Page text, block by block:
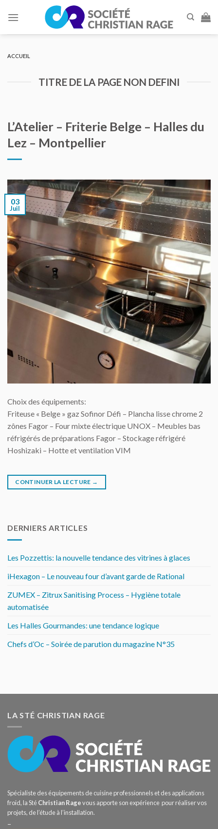
ACCUEIL
TITRE DE LA PAGE NON DEFINI
L’Atelier – Friterie Belge – Halles du
Lez – Montpellier
03
Juil
Choix des équipements:
Friteuse « Belge » gaz Sofinor Défi – Plancha lisse chrome 2
zônes Fagor – Four mixte électrique UNOX – Meubles bas
réfrigérés de préparations Fagor – Stockage réfrigéré
Hoshizaki – Hotte et ventilation VIM
CONTINUER LA LECTURE →
DERNIERS ARTICLES
Les Pozzettis: la nouvelle tendance des vitrines à glaces
iHexagon – Le nouveau four d’avant garde de Rational
ZUMEX – Zitrux Sanitising Process – Hygiène totale
automatisée
Les Halles Gourmandes: une tendance logique
Chefs d’Oc – Soirée de parution du magazine N°35
LA STÉ CHRISTIAN RAGE
Spécialiste des équipements de cuisine professionnels et des applications
froid, la StéChristian Ragevous apporte son expérience pour réaliser vos
projets, de l’étude à l’installation.
–